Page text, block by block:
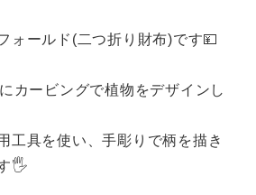
ォールド(二つ折り財布)です💴
カービングで植物をデザインし
工具を使い、手彫りで柄を描き
🖐️